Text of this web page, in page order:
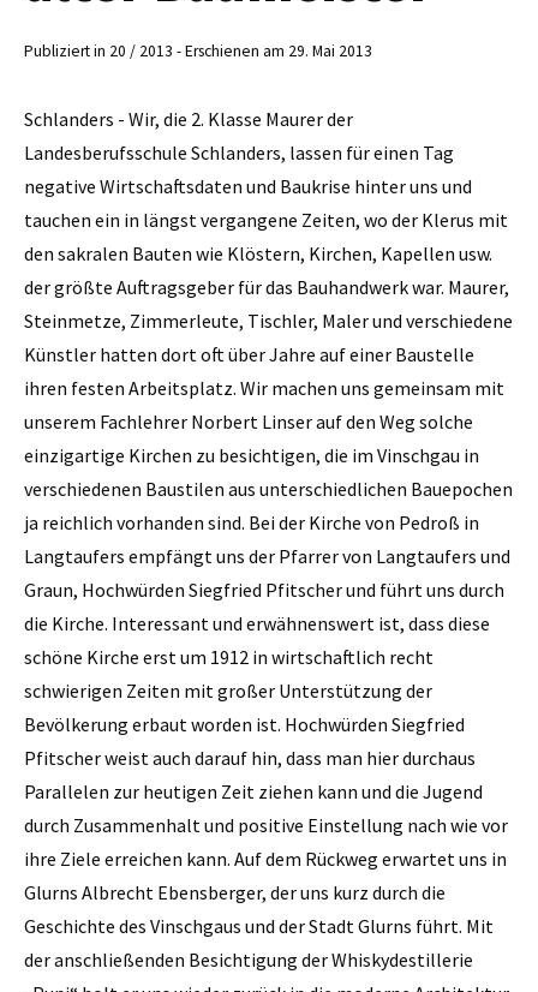
Publiziert in 20 / 2013 - Erschienen am 29. Mai 2013
Schlanders - Wir, die 2. Klasse Maurer der
Landesberufsschule Schlanders, lassen für einen Tag
negative Wirtschaftsdaten und Baukrise hinter uns und
tauchen ein in längst vergangene Zeiten, wo der Klerus mit
den sakralen Bauten wie Klöstern, Kirchen, Kapellen usw.
der größte Auftragsgeber für das Bauhandwerk war. Maurer,
Steinmetze, Zimmerleute, Tischler, Maler und verschiedene
Künstler hatten dort oft über Jahre auf einer Baustelle
ihren festen Arbeitsplatz. Wir machen uns gemeinsam mit
unserem Fachlehrer Norbert Linser auf den Weg solche
einzigartige Kirchen zu besichtigen, die im Vinschgau in
verschiedenen Baustilen aus unterschiedlichen Bauepochen
ja reichlich vorhanden sind. Bei der Kirche von ­Pedroß in
Langtaufers empfängt uns der Pfarrer von Langtaufers und
Graun, Hochwürden Siegfried Pfitscher und führt uns durch
die Kirche. Interessant und erwähnenswert ist, dass diese
schöne Kirche erst um 1912 in wirtschaftlich recht
schwierigen Zeiten mit großer Unterstützung der
Bevölkerung erbaut worden ist. Hochwürden Siegfried
Pfitscher weist auch darauf hin, dass man hier durchaus
Parallelen zur heutigen Zeit ziehen kann und die Jugend
durch Zusammenhalt und positive Einstellung nach wie vor
ihre Ziele erreichen kann. Auf dem Rückweg erwartet uns in
Glurns Albrecht Ebensberger, der uns kurz durch die
Geschichte des Vinschgaus und der Stadt Glurns führt. Mit
der anschließenden Besichtigung der Whiskydestillerie